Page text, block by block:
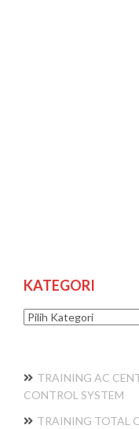
KATEGORI
Kategori
TRAINING AC
CONTROL SYSTEM
TRAINING TOTAL